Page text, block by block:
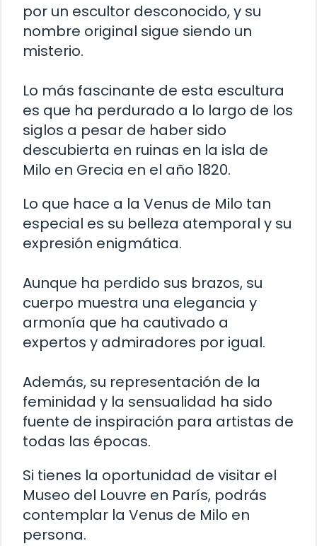
por un escultor desconocido, y su
nombre original sigue siendo un
misterio.
Lo más fascinante de esta escultura
es que ha perdurado a lo largo de los
siglos a pesar de haber sido
descubierta en ruinas en la isla de
Milo en Grecia en el año 1820.
Lo que hace a la Venus de Milo tan
especial es su belleza atemporal y su
expresión enigmática.
Aunque ha perdido sus brazos, su
cuerpo muestra una elegancia y
armonía que ha cautivado a
expertos y admiradores por igual.
Además, su representación de la
feminidad y la sensualidad ha sido
fuente de inspiración para artistas de
todas las épocas.
Si tienes la oportunidad de visitar el
Museo del Louvre en París, podrás
contemplar la Venus de Milo en
persona.